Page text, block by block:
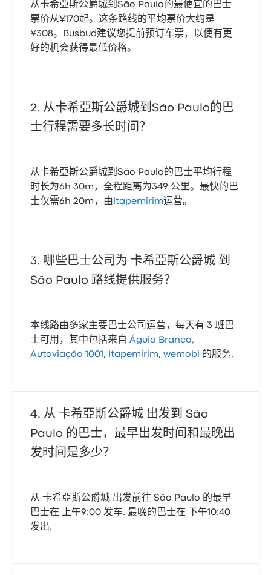
从卡希亞斯公爵城到São Paulo的最便宜的巴士
票价从¥170起。这条路线的平均票价大约是
¥308。Busbud建议您提前预订车票，以便有更
好的机会获得最低价格。
从卡希亞斯公爵城到São Paulo的巴
士行程需要多长时间？
从卡希亞斯公爵城到São Paulo的巴士平均行程
时长为6h 30m，全程距离为349 公里。最快的巴
士仅需6h 20m，由 Itapemirim运营。
哪些巴士公司为 卡希亞斯公爵城 到
São Paulo 路线提供服务？
本线路由多家主要巴士公司运营，每天有 3 班巴
士可用，其中包括来自Águia Branca,
Autoviação 1001 , Itapemirim,wemobi 的服务.
从 卡希亞斯公爵城 出发到 São
Paulo 的巴士，最早出发时间和最晚出
发时间是多少？
从 卡希亞斯公爵城 出发前往 São Paulo 的最早
巴士在 上午9:00 发车. 最晚的巴士在 下午10:40
发出.